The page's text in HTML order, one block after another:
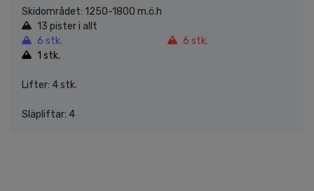
Skidområdet: 1250-1800 m.ö.h
13 pister i allt
6 stk.
6 stk.
1 stk.
Lifter: 4 stk.
Släpliftar: 4